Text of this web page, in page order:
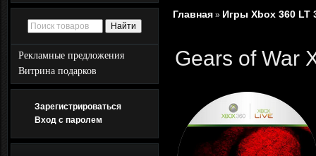
Рекламные предложения
Витрина подарков
Зарегистрироваться
Вход с паролем
Главная » Игры Xbox 360 LT
Gears of War